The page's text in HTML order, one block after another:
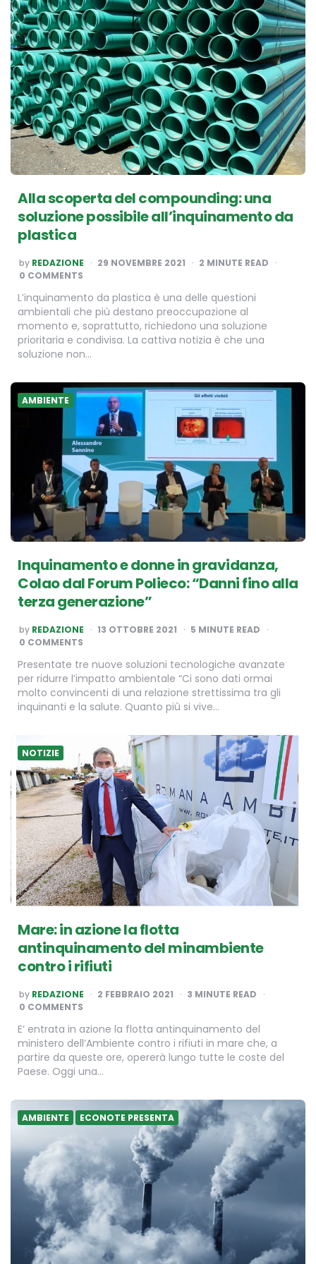
Alla scoperta del compounding: una
soluzione possibile all’inquinamento da
plastica
POSTED
BY
by REDAZIONE 29 NOVEMBRE 2021 2 MINUTE READ
0 COMMENTS
L’inquinamento da plastica è una delle questioni
ambientali che più destano preoccupazione al
momento e, soprattutto, richiedono una soluzione
prioritaria e condivisa. La cattiva notizia è che una
soluzione non…
AMBIENTE
Inquinamento e donne in gravidanza,
Colao dal Forum Polieco: “Danni fino alla
terza generazione”
POSTED
BY
by REDAZIONE 13 OTTOBRE 2021 5 MINUTE READ
0 COMMENTS
Presentate tre nuove soluzioni tecnologiche avanzate
per ridurre l’impatto ambientale “Ci sono dati ormai
molto convincenti di una relazione strettissima tra gli
inquinanti e la salute. Quanto più si vive…
NOTIZIE
Mare: in azione la flotta
antinquinamento del minambiente
contro i rifiuti
POSTED
BY
by REDAZIONE 2 FEBBRAIO 2021 3 MINUTE READ
0 COMMENTS
E’ entrata in azione la flotta antinquinamento del
ministero dell’Ambiente contro i rifiuti in mare che, a
partire da queste ore, opererà lungo tutte le coste del
Paese. Oggi una…
AMBIENTE ECONOTE PRESENTA